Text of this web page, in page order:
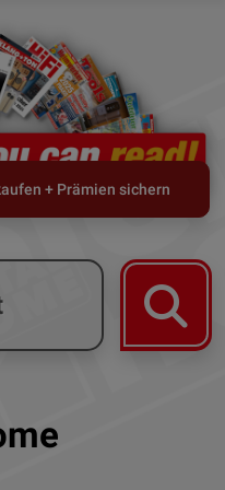
+ Prämien sichern